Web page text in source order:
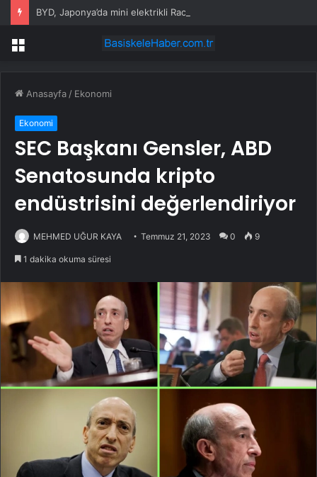
BYD, Japonya’da mini elektrikli Racco ile rekabete giriyor
Menü
Anasayfa / Ekonomi
Ekonomi
SEC Başkanı Gensler, ABD
Senatosunda kripto
endüstrisini değerlendiriyor
MEHMED UĞUR KAYA Temmuz 21, 2023 0 9
1 dakika okuma süresi